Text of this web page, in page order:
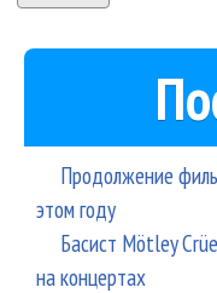
Продолжение
этом году
Басист Mötley
на концертах